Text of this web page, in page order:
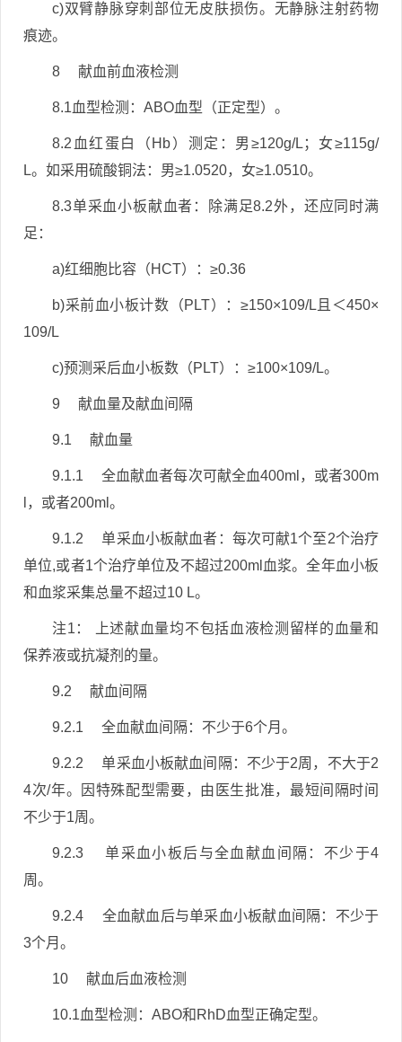
c)双臂静脉穿刺部位无皮肤损伤。无静脉注射药物
痕迹。
8 献血前血液检测
8.1血型检测：ABO血型（正定型）。
8.2血红蛋白（Hb）测定：男≥120g/L；女≥115g/
L。如采用硫酸铜法：男≥1.0520，女≥1.0510。
8.3单采血小板献血者：除满足8.2外，还应同时满
足：
a)红细胞比容（HCT）：≥0.36
b)采前血小板计数（PLT）：≥150×109/L且＜450×
109/L
c)预测采后血小板数（PLT）：≥100×109/L。
9 献血量及献血间隔
9.1 献血量
9.1.1 全血献血者每次可献全血400ml，或者300m
l，或者200ml。
9.1.2 单采血小板献血者：每次可献1个至2个治疗
单位,或者1个治疗单位及不超过200ml血浆。全年血小板
和血浆采集总量不超过10 L。
注1： 上述献血量均不包括血液检测留样的血量和
保养液或抗凝剂的量。
9.2 献血间隔
9.2.1 全血献血间隔：不少于6个月。
9.2.2 单采血小板献血间隔：不少于2周，不大于2
4次/年。因特殊配型需要，由医生批准，最短间隔时间
不少于1周。
9.2.3 单采血小板后与全血献血间隔：不少于4
周。
9.2.4 全血献血后与单采血小板献血间隔：不少于
3个月。
10 献血后血液检测
10.1血型检测：ABO和RhD血型正确定型。